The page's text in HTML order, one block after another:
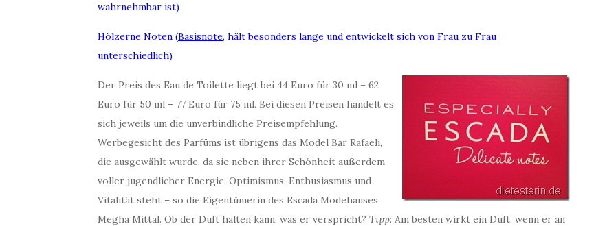
wahrnehmbar ist)
Hölzerne Noten (Basisnote, hält besonders lange und entwickelt sich von Frau zu Frau
unterschiedlich)
Der Preis des Eau de Toilette liegt bei 44 Euro für 30 ml – 62
Euro für 50 ml – 77 Euro für 75 ml. Bei diesen Preisen handelt es
sich jeweils um die unverbindliche Preisempfehlung.
Werbegesicht des Parfüms ist übrigens das Model Bar Rafaeli,
die ausgewählt wurde, da sie neben ihrer Schönheit außerdem
voller jugendlicher Energie, Optimismus, Enthusiasmus und
Vitalität steht – so die Eigentümerin des Escada Modehauses
Megha Mittal. Ob der Duft halten kann, was er verspricht? Tipp: Am besten wirkt ein Duft, wenn er an